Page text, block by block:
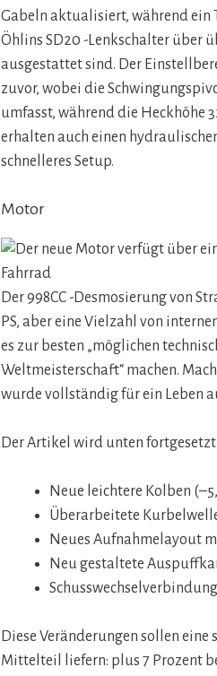
Gabeln aktualisiert, während ein
Öhlins SD20 -Lenkschalter über
ausgestattet sind. Der
zuvor, wobei die
umfasst, während die Heckhöhe
erhalten auch einen
schnelleres Setup.
Motor
Der 998CC -Desmosierung von
PS, aber eine Vielzahl von
es zur besten „möglichen
Weltmeisterschaft“ machen.
wurde vollständig für ein Leben
Der Artikel wird unten fortgesetzt
Neue leichtere Kolben
Überarbeitete
Neues Aufnahmelayout
Neu gestaltete
Diese Veränderungen sollen
Mittelteil liefern: plus 7 Prozent